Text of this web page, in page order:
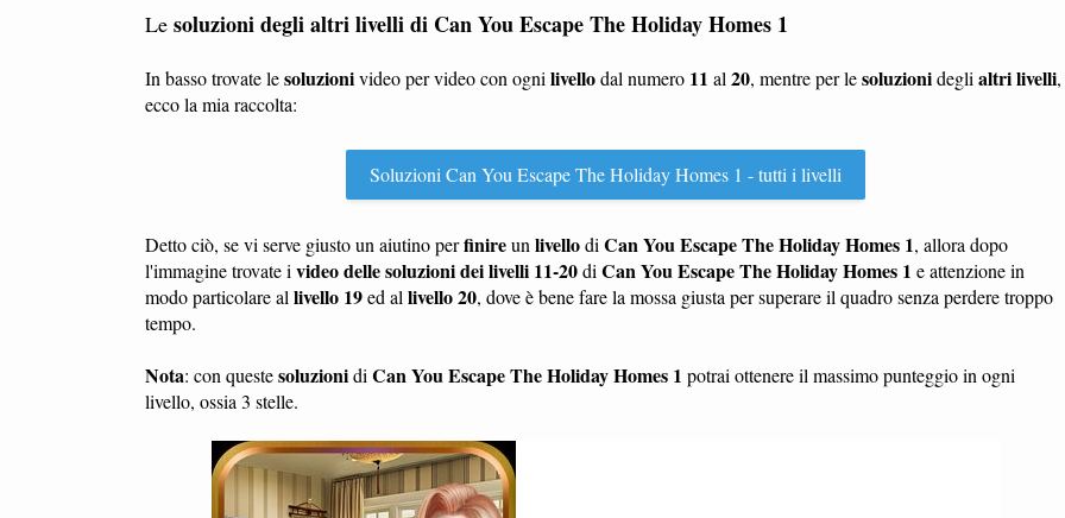
Le soluzioni degli altri livelli di Can You Escape The Holiday Homes 1
In basso trovate lesoluzionivideo per video con ogni livellodal numero 11 al 20, mentre per lesoluzionidegli altri livelli,
ecco la mia raccolta:
Soluzioni Can You Escape The Holiday Homes 1 - tutti i livelli
Detto ciò, se vi serve giusto un aiutino perfinireun livellodi Can You Escape The Holiday Homes 1, allora dopo
l'immagine trovate i video delle soluzioni dei livelli 11-20di Can You Escape The Holiday Homes 1 e attenzione in
modo particolare al livello 19ed al livello 20, dove è bene fare la mossa giusta per superare il quadro senza perdere troppo
tempo.
Nota: con questesoluzionidi Can You Escape The Holiday Homes 1 potrai ottenere il massimo punteggio in ogni
livello, ossia 3 stelle.